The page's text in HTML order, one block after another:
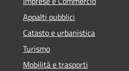
Appalti pubblici
Catasto e urbanistica
Turismo
Mobilità e trasporti